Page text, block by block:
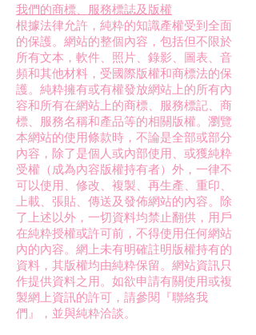
我們的商標、服務標誌及版權
根據法律允許，純粋的知識產權受到全面
的保護。網站的整個內容，包括但不限於
所有文本，軟件、照片、錄影、圖表、音
頻和其他材料，受國際版權和商標法的保
護。純粋擁有或有權發放網站上的所有內
容和所有在網站上的商標、服務標記、商
標、服務名稱和產品等的相關版權。瀏覽
本網站的使用條款時，不論是全部或部分
內容，除了是個人或內部使用、或獲純粋
受權（成為內容版權持有者）外，一律不
可以使用、修改、複製、再生產、重印、
上載、張貼、傳送及發佈網站的內容。除
了上述以外，一切資料均禁止翻供，用戶
在純粋授權或許可前，不得使用任何網站
內的內容。網上未有明確註明版權持有的
資料，其版權均由純粋保留。網站資訊只
作提供資料之用。如欲申請有關使用或複
製網上資訊的許可，請參閱『聯絡我
們』，並與純粋洽談。